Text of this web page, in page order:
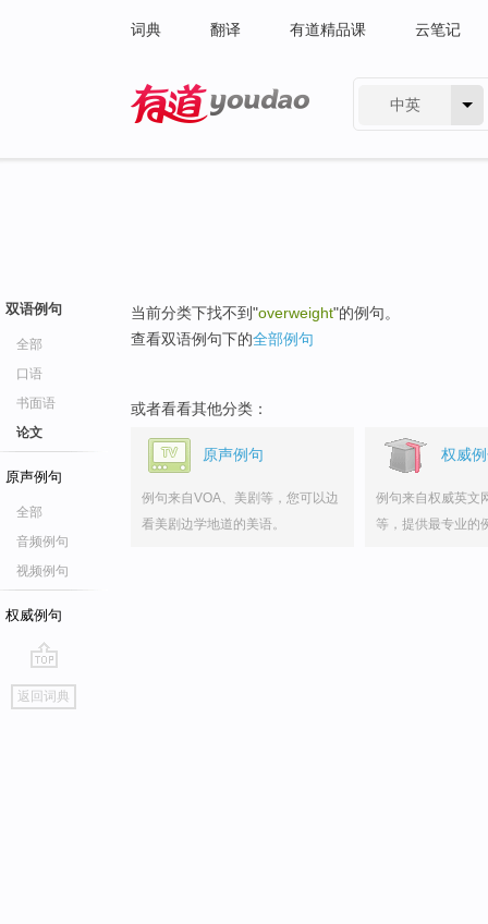
词典 翻译 有道精品课 云笔记
中英
双语例句
全部
口语
书面语
论文
原声例句
全部
音频例句
视频例句
权威例句
go
top
返回词典
当前分类下找不到"overweight"的例句。
查看双语例句下的全部例句
或者看看其他分类：
原声例句
例句来自VOA、美剧等，您可以边
看美剧边学地道的美语。
权威
例句来自权威英文
等，提供最专业的